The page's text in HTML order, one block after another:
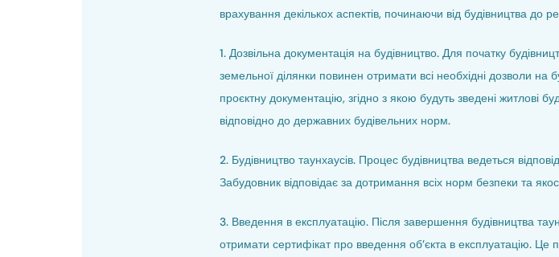
врахування декількох аспектів, починаючи від будівництва до
1. Дозвільна документація на будівництво. Для початку
земельної ділянки повинен отримати всі необхідні дозволи на
проєктну документацію, згідно з якою будуть зведені житлові
відповідно до державних будівельних норм.
2. Будівництво таунхаусів. Процес будівництва ведеться
Забудовник відповідає за дотримання всіх норм безпеки та
3. Введення в експлуатацію. Після завершення будівництва
отримати сертифікат про введення об’єкта в експлуатацію. Це